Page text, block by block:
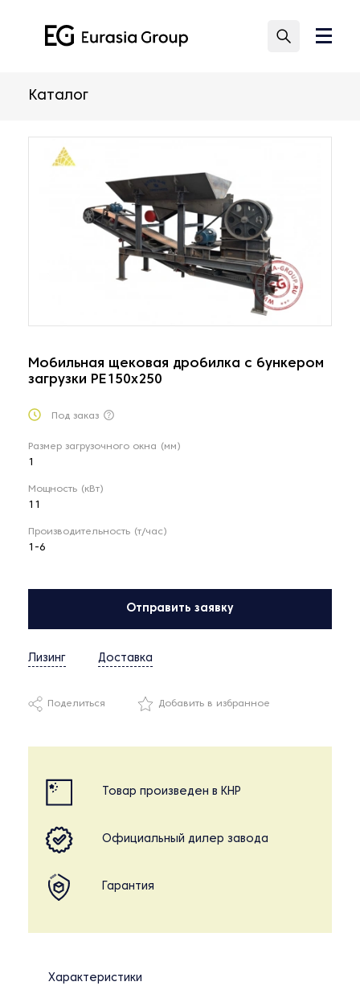
Каталог
Мобильная щековая дробилка с бункером
загрузки PE150x250
Под заказ
Размер загрузочного окна (мм)
Мощность (кВт)
Производительность (т/час)
1-6
Отправить заявку
Лизинг Доставка
Поделиться Добавить в избранное
Товар произведен в КНР
Официальный дилер завода
Гарантия
Характеристики